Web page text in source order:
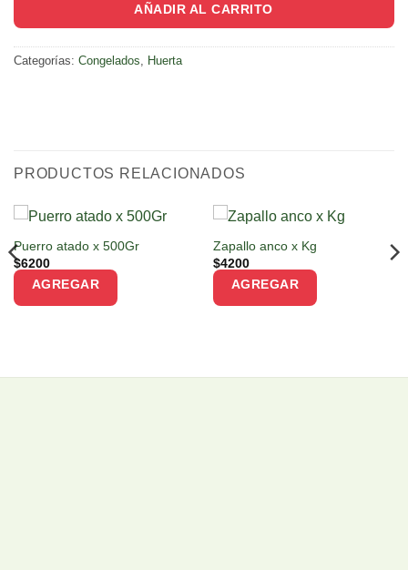
AÑADIR AL CARRITO
Categorías: Congelados, Huerta
PRODUCTOS RELACIONADOS
Puerro atado x 500Gr
$6200
AGREGAR
Zapallo anco x Kg
$4200
AGREGAR